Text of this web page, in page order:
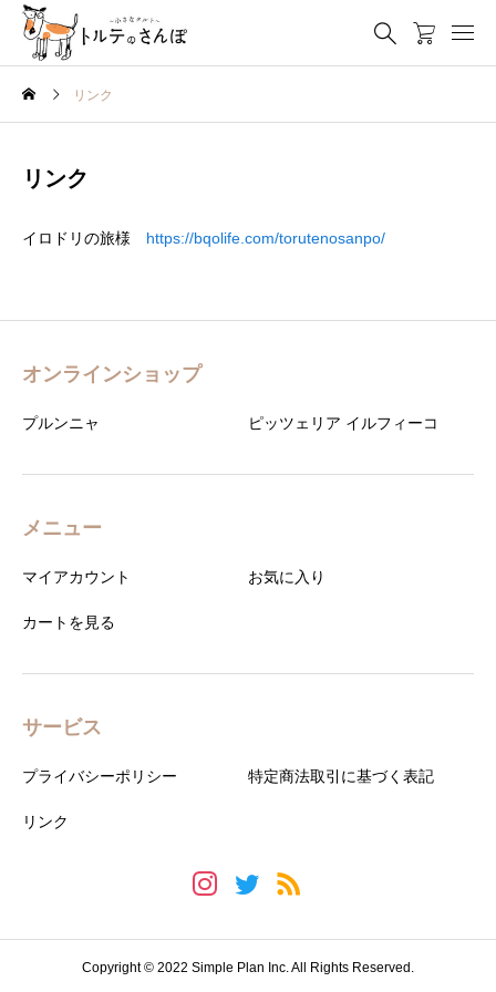
リンク
リンク
イロドリの旅様 https://bqolife.com/torutenosanpo/
オンラインショップ
プルンニャ ピッツェリア イルフィーコ
メニュー
マイアカウント お気に入り
カートを見る
サービス
プライバシーポリシー 特定商法取引に基づく表記
リンク
Copyright © 2022 Simple Plan Inc. All Rights Reserved.